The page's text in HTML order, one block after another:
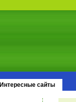
Интересные сайты